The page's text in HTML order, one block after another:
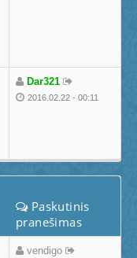
Dar321
2016.02.22 - 00:11
Paskutinis
pranešimas
vendigo